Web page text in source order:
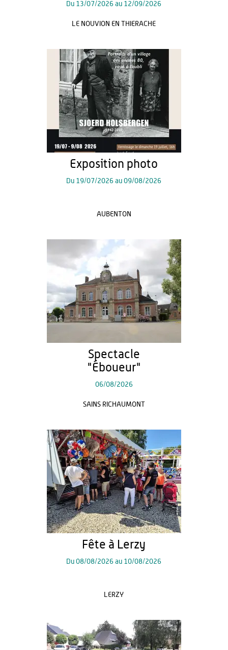
Du 13/07/2026 au 12/09/2026
LE NOUVION EN THIERACHE
Exposition photo
Du 19/07/2026 au09/08/2026
AUBENTON
Spectacle
"Éboueur"
06/08/2026
SAINS RICHAUMONT
Fête à Lerzy
Du08/08/2026 au 10/08/2026
LERZY